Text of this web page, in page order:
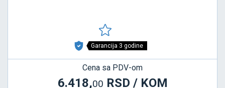
Garancija 3 godine
Cena sa PDV-om
6.418,00 RSD / KOM